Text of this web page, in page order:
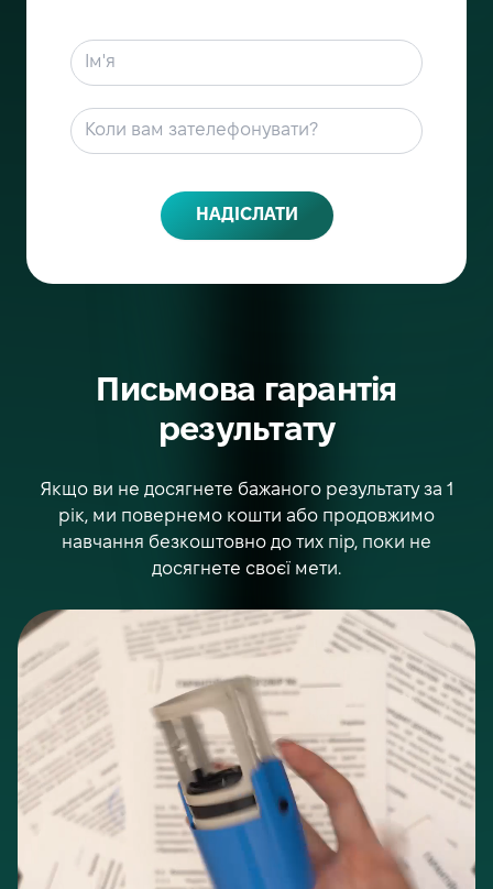
Ваше ім’я та прізвище*
Коли вам зателефонувати?
НАДІСЛАТИ
Письмова гарантія
результату
Якщо ви не досягнете бажаного результату за 1
рік, ми повернемо кошти або продовжимо
навчання безкоштовно до тих пір, поки не
досягнете своєї мети.